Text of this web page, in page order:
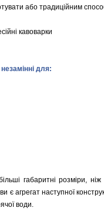
або традиційним
для:
габаритні розміри,
є агрегат наступної
води.